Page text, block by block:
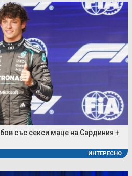
със секси маце на Сардиния +
ИНТЕРЕСНО